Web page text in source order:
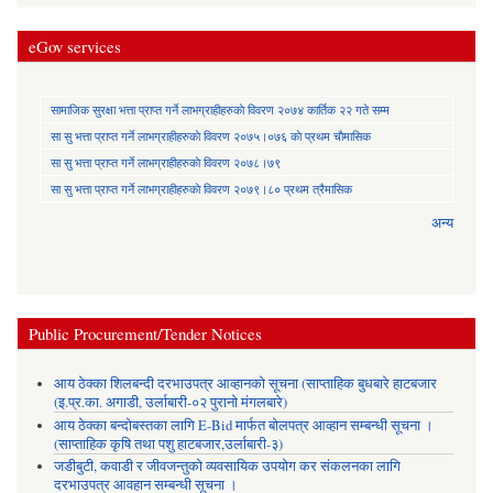
eGov services
सामाजिक सुरक्षा भत्ता प्राप्त गर्ने लाभग्राहीहरुकाे विवरण २०७४ कार्तिक २२ गते सम्म
सा‍ सु भत्ता प्राप्त गर्ने लाभग्राहीहरुकाे विवरण २०७५।०७६ काे प्रथम चाैमासिक
सा‍ सु भत्ता प्राप्त गर्ने लाभग्राहीहरुकाे विवरण २०७८।७९
सा‍ सु भत्ता प्राप्त गर्ने लाभग्राहीहरुकाे विवरण २०७९।८० प्रथम त्रैमासिक
अन्य
Public Procurement/Tender Notices
आय ठेक्का शिलबन्दी दरभाउपत्र आव्हानको सूचना (साप्ताहिक बुधबारे हाटबजार
(इ.प्र.का. अगाडी, उर्लाबारी-०२ पुरानो मंगलबारे)
आय ठेक्का बन्दोबस्तका लागि E-Bid मार्फत बोलपत्र आव्हान सम्बन्धी सूचना ।
(साप्ताहिक कृषि तथा पशु हाटबजार,उर्लाबारी-३)
जडीबुटी, कवाडी र जीवजन्तुको व्यवसायिक उपयोग कर संकलनका लागि
दरभाउपत्र आवहान सम्बन्धी सूचना ।